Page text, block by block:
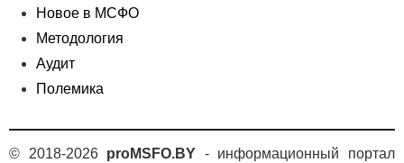
Новое в МСФО
Методология
Аудит
Полемика
© 2018-2026 proMSFO.BY - информационный портал